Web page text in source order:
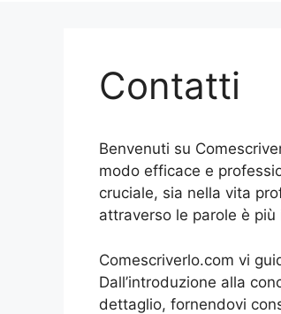
Contatti
Benvenuti su
modo efficace e
cruciale, sia nella vita
attraverso le parole è
Comescriverlo.com vi
Dall’introduzione alla
dettaglio, fornendovi